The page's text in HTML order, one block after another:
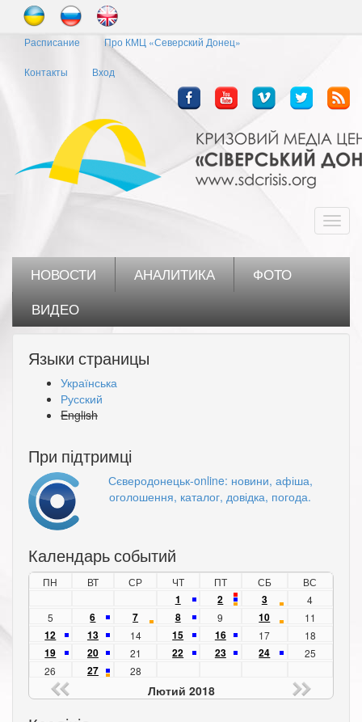
Перейти
основному
Расписание Про КМЦ «Северский Донец»
Контакты Вход
НОВОСТИ АНАЛИТИКА
ФОТО
ВИДЕО
Языки страницы
Українська
Русский
English
При підтримці
Сєверодонецьк-online: новини, афіша,
оголошення, каталог, довідка, погода.
Календарь событий
ПН ВТ СР ЧТ ПТ СБ ВС
1 2 3
4
5
6 7 8 9 10 11
12 13 14 15 16 17 18
19 20 21 22 23 24
25
26
27 28
Лютий 2018